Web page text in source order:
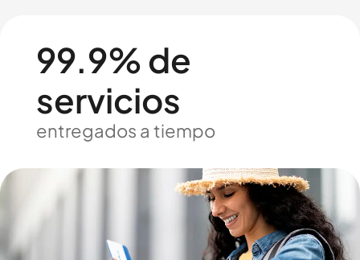
99.9% de
servicios
entregados a tiempo